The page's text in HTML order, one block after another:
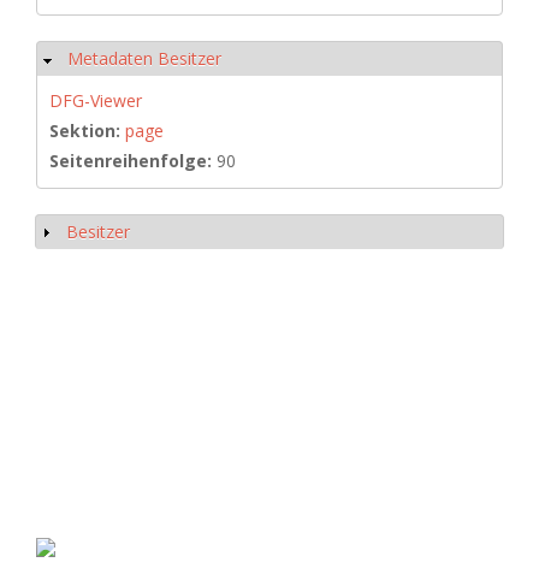
Hide
Metadaten Besitzer
DFG-Viewer
Sektion: page
Seitenreihenfolge: 90
Show
Besitzer